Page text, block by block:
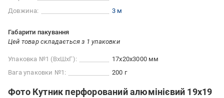
Довжина:
3 м
Габарити пакування
Цей товар складається з 1 упаковки
Упаковка №1 (ВхШхГ):
17x20x3000 мм
Вага упаковки №1:
200 г
Фото Кутник перфорований алюмінієвий 19х19